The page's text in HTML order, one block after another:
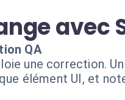
avec
QA
une correction.
élément UI, et